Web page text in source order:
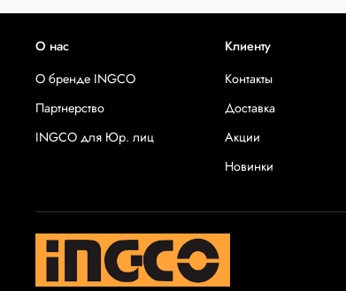
О нас
О бренде INGCO
Партнерство
INGCO для Юр. лиц
Клиенту
Контакты
Доставка
Акции
Новинки